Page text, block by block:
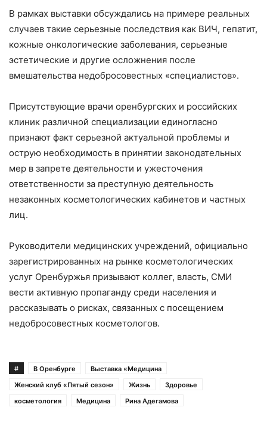
В рамках выставки обсуждались на примере реальных
случаев такие серьезные последствия как ВИЧ, гепатит,
кожные онкологические заболевания, серьезные
эстетические и другие осложнения после
вмешательства недобросовестных «специалистов».
Присутствующие врачи оренбургских и российских
клиник различной специализации единогласно
признают факт серьезной актуальной проблемы и
острую необходимость в принятии законодательных
мер в запрете деятельности и ужесточения
ответственности за преступную деятельность
незаконных косметологических кабинетов и частных
лиц.
Руководители медицинских учреждений, официально
зарегистрированных на рынке косметологических
услуг Оренбуржья призывают коллег, власть, СМИ
вести активную пропаганду среди населения и
рассказывать о рисках, связанных с посещением
недобросовестных косметологов.
# В Оренбурге
Выставка «Медицина
Женский клуб «Пятый сезон»
Жизнь
Здоровье
косметология
Медицина Рина Адегамова